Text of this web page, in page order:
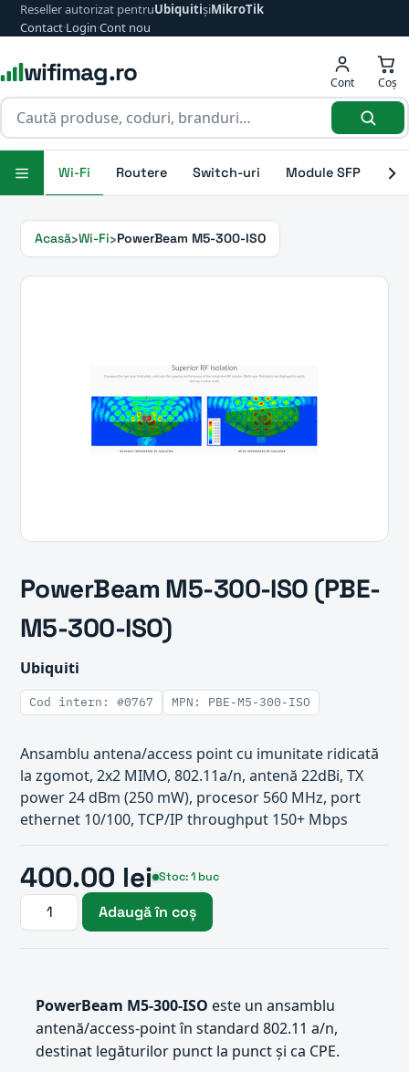
Reseller autorizat pentruUbiquitișiMikroTik
Contact·Login·Cont nou
wifimag.ro Cont Coș
Wi-Fi Routere Switch-uri Module SFP
Acasă Wi-Fi PowerBeam M5-300-ISO
PowerBeam M5-300-ISO (PBE-
M5-300-ISO)
Ubiquiti
Cod intern: #0767 MPN: PBE-M5-300-ISO
Ansamblu antena/access point cu imunitate ridicată
la zgomot, 2x2 MIMO, 802.11a/n, antenă 22dBi, TX
power 24 dBm (250 mW), procesor 560 MHz, port
ethernet 10/100, TCP/IP throughput 150+ Mbps
400.00 lei Stoc: 1 buc
Adaugă în coș
PowerBeam M5-300-ISO este un ansamblu
antenă/access-point în standard 802.11 a/n,
destinat legăturilor punct la punct și ca CPE.